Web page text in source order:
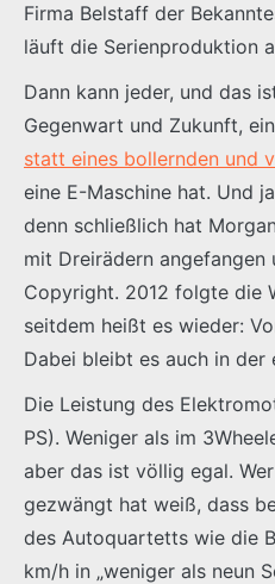
Firma Belstaff der
läuft die Serienproduktion
Dann kann jeder, und das
Gegenwart und Zukunft,
statt eines bollernden und
eine E-Maschine hat. Und
denn schließlich hat
mit Dreirädern
Copyright. 2012 folgte die
seitdem heißt es wieder:
Dabei bleibt es auch in der
Die Leistung des
PS). Weniger als im
aber das ist völlig egal.
gezwängt hat weiß, dass
des Autoquartetts wie die
km/h in „weniger als neun